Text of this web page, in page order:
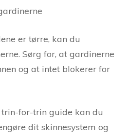
er tørre, kan du
Sørg for, at gardinerne
og at intet blokerer for
for-trin guide kan du
dit skinnesystem og